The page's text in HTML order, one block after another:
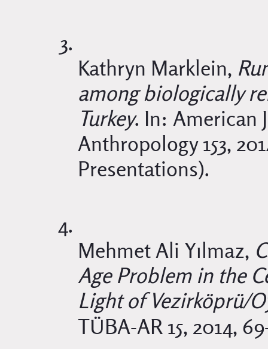
Kathryn Marklein,
among biologically
Turkey. In: American
Anthropology 153,
Presentations).
Mehmet Ali Yılmaz,
Age Problem in the
Light of Vezirköprü/
TÜBA-AR 15, 2014,